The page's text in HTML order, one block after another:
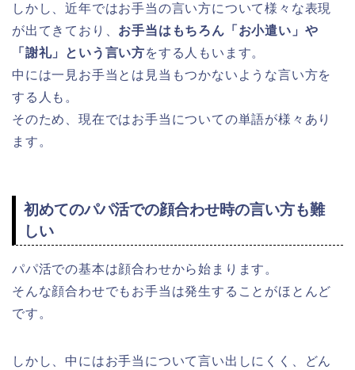
しかし、近年ではお手当の言い方について様々な表現
が出てきており、 お手当はもちろん「お小遣い」や
「謝礼」という言い方をする人もいます。
中には一見お手当とは見当もつかないような言い方を
する人も。
そのため、現在ではお手当についての単語が様々あり
ます。
初めてのパパ活での顔合わせ時の言い方も難
しい
パパ活での基本は顔合わせから始まります。
そんな顔合わせでもお手当は発生することがほとんど
です。
しかし、中にはお手当について言い出しにくく、どん